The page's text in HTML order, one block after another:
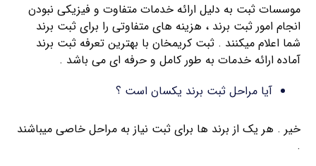
موسسات ثبت به دلیل ارائه خدمات متفاوت و فیزیکی نبودن
انجام امور ثبت برند ، هزینه های متفاوتی را برای ثبت برند
شما اعلام میکنند . ثبت کریمخان با بهترین تعرفه ثبت برند
آماده ارائه خدمات به طور کامل و حرفه ای می باشد .
آیا مراحل ثبت برند یکسان است ؟
خیر . هر یک از برند ها برای ثبت نیاز به مراحل خاصی میباشند
.